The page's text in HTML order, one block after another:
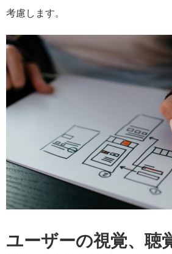
考慮します。
ユーザーの視覚、聴